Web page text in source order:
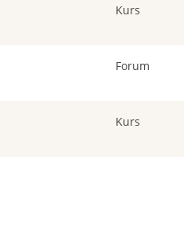
Kurs
Forum
Kurs